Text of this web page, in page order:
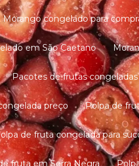
Morango congelado para
em São Caetano
Pacotes de frutas congeladas
congelada preço Polpa de
Polpa de fruta congelada para
de fruta em Serra Negra